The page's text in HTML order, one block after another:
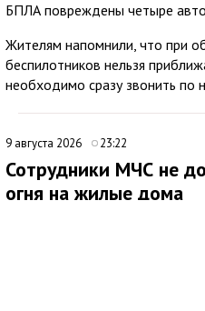
БПЛА повреждены четыре
Жителям напомнили, что при
беспилотников нельзя
необходимо сразу звонить по
9 августа 2026 23:22
Сотрудники МЧС не
огня на жилые дома